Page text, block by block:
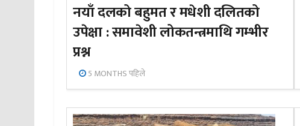
नयाँ दलको बहुमत र मधेशी दलितको
उपेक्षा : समावेशी लोकतन्त्रमाथि गम्भीर
प्रश्न
5 MONTHS पहिले